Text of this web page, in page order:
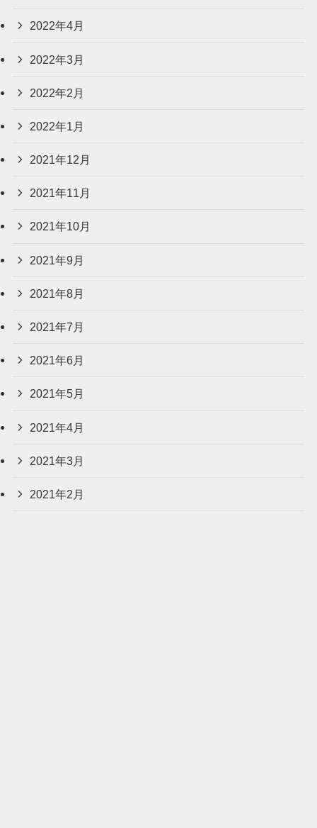
2022年4月
2022年3月
2022年2月
2022年1月
2021年12月
2021年11月
2021年10月
2021年9月
2021年8月
2021年7月
2021年6月
2021年5月
2021年4月
2021年3月
2021年2月